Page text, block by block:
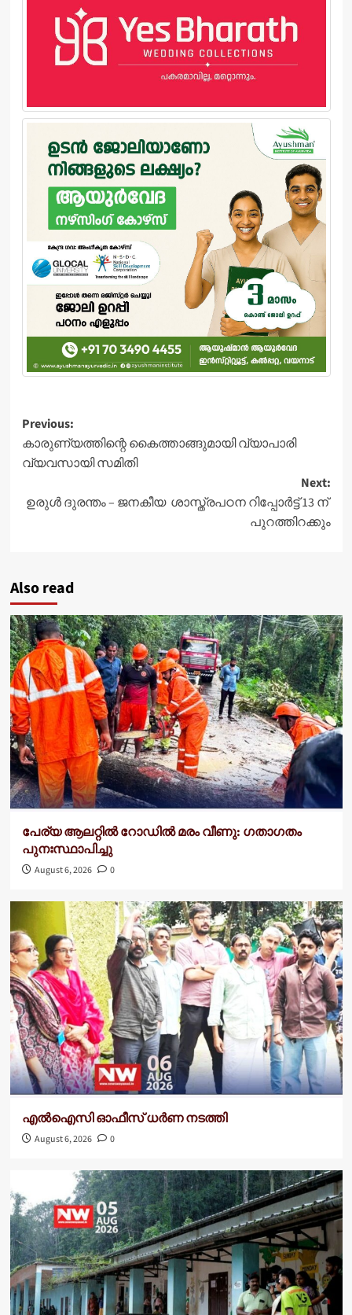
Post
navigation
Previous:
കാരുണ്യത്തിന്റെ കൈത്താങ്ങുമായി വ്യാപാരി
വ്യവസായി സമിതി
Next:
ഉരുള്‍ ദുരന്തം – ജനകീയ ശാസ്ത്രപഠന റിപ്പോര്‍ട്ട് 13 ന്
പുറത്തിറക്കും
Also read
പേര്യ ആലറ്റിൽ റോഡിൽ മരം വീണു: ഗതാഗതം
പുനഃസ്ഥാപിച്ചു
August 6, 2026 0
എൽഐസി ഓഫീസ് ധർണ നടത്തി
August 6, 2026 0